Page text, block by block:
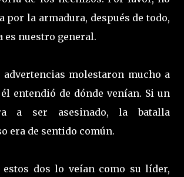
por la armadura, después de todo,
nuestro general.
advertencias molestaron mucho a
entendió de dónde venían. Si un
a ser asesinado, la batalla
era de sentido común.
estos dos lo veían como su líder,